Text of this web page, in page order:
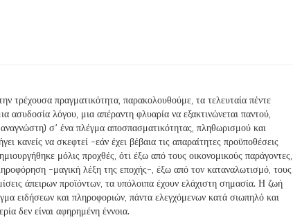
τρέχουσα πραγματικότητα, παρακολουθούμε, τα τελευταία πέντε
ασυδοσία λόγου, μια απέραντη φλυαρία να εξακτινώνεται παντού,
σ’ ένα πλέγμα αποσπασματικότητας, πληθωρισμού και
κανείς να σκεφτεί -εάν έχει βέβαια τις απαραίτητες προϋποθέσεις
μόλις προχθές, ότι έξω από τους οικονομικούς παράγοντες,
-μαγική λέξη της εποχής-, έξω από τον καταναλωτισμό, τους
άπειρων προϊόντων, τα υπόλοιπα έχουν ελάχιστη σημασία. Η ζωή
ειδήσεων και πληροφοριών, πάντα ελεγχόμενων κατά σιωπηλό και
δεν είναι αφηρημένη έννοια.